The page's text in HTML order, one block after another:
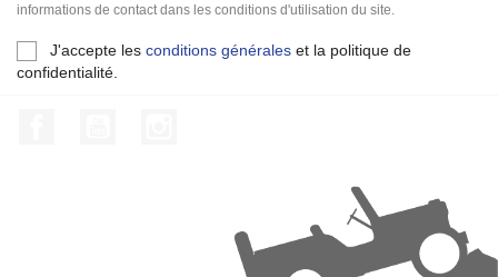
informations de contact dans les conditions d'utilisation du site.
J'accepte les conditions générales et la politique de
confidentialité.